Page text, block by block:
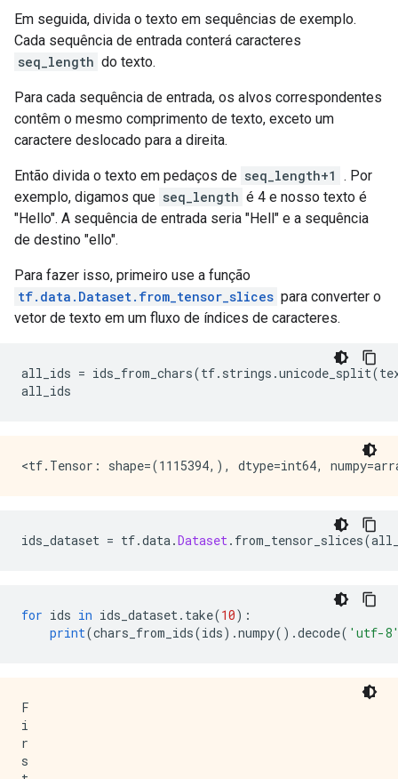
Em seguida, divida o texto em sequências de exemplo.
Cada sequência de entrada conterá caracteres
seq_length do texto.
Para cada sequência de entrada, os alvos correspondentes
contêm o mesmo comprimento de texto, exceto um
caractere deslocado para a direita.
Então divida o texto em pedaços de seq_length+1 . Por
exemplo, digamos que seq_length é 4 e nosso texto é
"Hello". A sequência de entrada seria "Hell" e a sequência
de destino "ello".
Para fazer isso, primeiro use a função
tf.data.Dataset.from_tensor_slices para converter o
vetor de texto em um fluxo de índices de caracteres.
all_ids = ids_from_chars(tf. strings .unicode_split(
all_ids
ids_dataset = tf.data.Dataset. from_tensor_slices(
for ids in ids_dataset. take(10):
print(chars_from_ids(ids).numpy().decode( 'utf-
F
i
r
s